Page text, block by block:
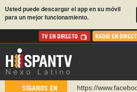
Usted puede descargar el app en su móvil
para un mejor funcionamiento.
TV EN DIRECTO RADIO EN
SÍGANOS EN
https://